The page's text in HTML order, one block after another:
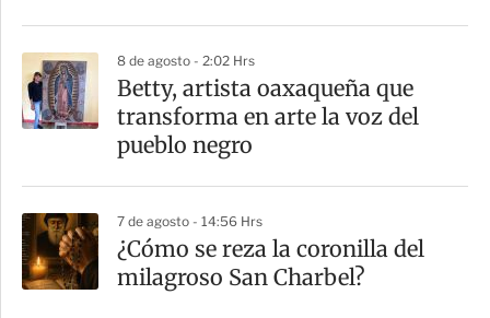
8 de agosto - 2:02 Hrs
Betty, artista oaxaqueña que
transforma en arte la voz del
pueblo negro
7 de agosto - 14:56 Hrs
¿Cómo se reza la coronilla del
milagroso San Charbel?